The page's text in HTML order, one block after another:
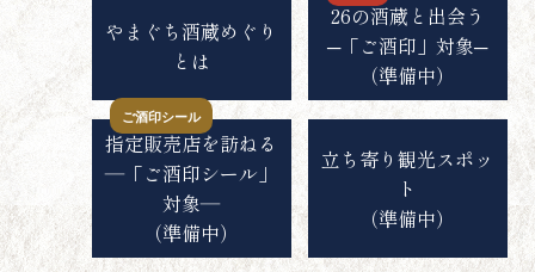
やまぐち酒蔵めぐり
とは
26の酒蔵と出会う
─「ご酒印」対象─
（準備中）
ご酒印シール
指定販売店を訪ねる
―「ご酒印シール」
対象―
（準備中）
立ち寄り観光スポッ
ト
（準備中）